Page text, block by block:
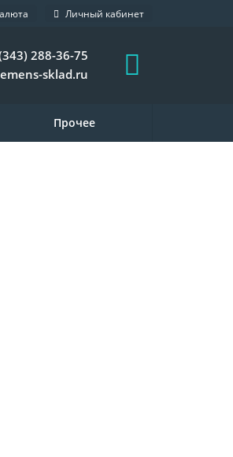
Личный кабинет
288-36-75
sklad.ru
Прочее